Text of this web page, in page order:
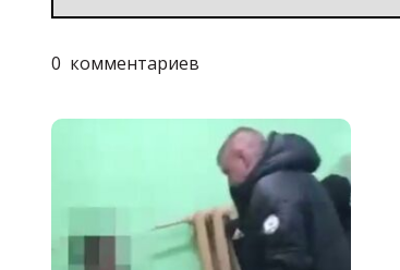
0 комментариев